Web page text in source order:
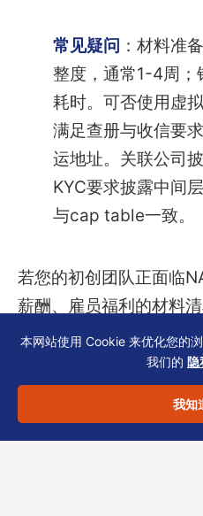
常见疑问 ：材料准
整度，通常1-4周；
耗时。可否使用虚
满足查册与收信要
运地址。关联公司
KYC要求披露中间
与cap table一致。
若您的初创团队正面临
薪酬、雇员福利的材料
恒诚——我们提供清单
通过审查，专注业务增
合规声明：以上内容仅
本网站使用 Cookie 来优化您的
我们的 隐
我知